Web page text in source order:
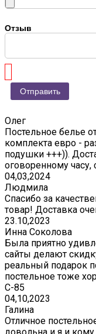
Отзыв
Олег
Постельное белье
комплекта евро -
подушки +++)).
оговоренному часу,
04,03,2024
Людмила
Спасибо за
товар! Доставка
23.10,2023
Инна Соколова
Была приятно
сайты делают
реальный подарок
постельное тоже
С-85
04,10,2023
Галина
Отличное